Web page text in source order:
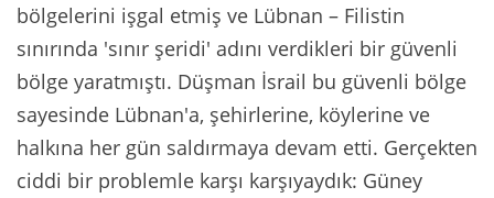
bölgelerini işgal etmiş ve Lübnan – Filistin
sınırında 'sınır şeridi' adını verdikleri bir güvenli
bölge yaratmıştı. Düşman İsrail bu güvenli bölge
sayesinde Lübnan'a, şehirlerine, köylerine ve
halkına her gün saldırmaya devam etti. Gerçekten
ciddi bir problemle karşı karşıyaydık: Güney